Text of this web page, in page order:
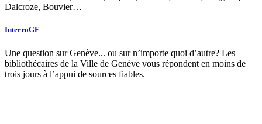
Dalcroze, Bouvier…
InterroGE
Une question sur Genève... ou sur n’importe quoi d’autre? Les
bibliothécaires de la Ville de Genève vous répondent en moins de
trois jours à l’appui de sources fiables.